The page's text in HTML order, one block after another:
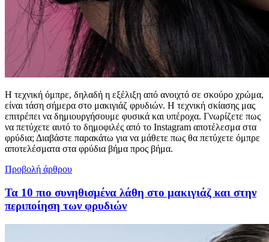
Η τεχνική όμπρε, δηλαδή η εξέλιξη από ανοιχτό σε σκούρο χρώμα,
είναι τάση σήμερα στο μακιγιάζ φρυδιών. Η τεχνική σκίασης μας
επιτρέπει να δημιουργήσουμε φυσικά και υπέροχα. Γνωρίζετε πως
να πετύχετε αυτό το δημοφιλές από το Instagram αποτέλεσμα στα
φρύδια; Διαβάστε παρακάτω για να μάθετε πως θα πετύχετε όμπρε
αποτελέσματα στα φρύδια βήμα προς βήμα.
Προβολή άρθρου
Τα 10 πιο συνηθισμένα λάθη στο μακιγιάζ και στην
περιποίηση των φρυδιών